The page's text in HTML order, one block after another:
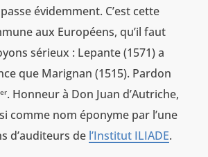
passe évidemment. C’est cette
aux Européens, qu’il faut
sérieux : Lepante (1571) a
que Marignan (1515). Pardon
er. Honneur à Don Juan d’Autriche,
comme nom éponyme par l’une
d’auditeurs de l’Institut ILIADE.